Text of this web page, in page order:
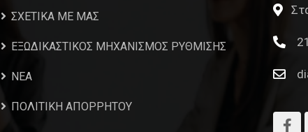
ΣΧΕΤΙΚΑ ΜΕ ΜΑΣ
ΕΞΩΔΙΚΑΣΤΙΚΟΣ ΜΗΧΑΝΙΣΜΟΣ ΡΥΘΜΙΣΗΣ
NEA
ΠΟΛΙΤΙΚΗ ΑΠΟΡΡΗΤΟΥ